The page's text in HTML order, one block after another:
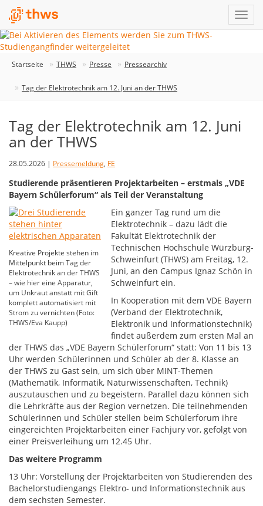
Startseite THWS Presse Pressearchiv
Tag der Elektrotechnik am 12. Juni an der THWS
Tag der Elektrotechnik am 12. Juni
an der THWS
28.05.2026 | Pressemeldung, FE
Studierende präsentieren Projektarbeiten – erstmals „VDE
Bayern Schülerforum“ als Teil der Veranstaltung
Kreative Projekte stehen im
Mittelpunkt beim Tag der
Elektrotechnik an der THWS
– wie hier eine Apparatur,
um Unkraut anstatt mit Gift
komplett automatisiert mit
Strom zu vernichten (Foto:
THWS/Eva Kaupp)
Ein ganzer Tag rund um die
Elektrotechnik – dazu lädt die
Fakultät Elektrotechnik der
Technischen Hochschule Würzburg-
Schweinfurt (THWS) am Freitag, 12.
Juni, an den Campus Ignaz Schön in
Schweinfurt ein.
In Kooperation mit dem VDE Bayern
(Verband der Elektrotechnik,
Elektronik und Informationstechnik)
findet außerdem zum ersten Mal an
der THWS das „VDE Bayern Schülerforum“ statt: Von 11 bis 13
Uhr werden Schülerinnen und Schüler ab der 8. Klasse an
der THWS zu Gast sein, um sich über MINT-Themen
(Mathematik, Informatik, Naturwissenschaften, Technik)
auszutauschen und zu begeistern. Parallel dazu können sich
die Lehrkräfte aus der Region vernetzen. Die teilnehmenden
Schülerinnen und Schüler stellen beim Schülerforum ihre
eingereichten Projektarbeiten einer Fachjury vor, gefolgt von
einer Preisverleihung um 12.45 Uhr.
Das weitere Programm
13 Uhr: Vorstellung der Projektarbeiten von Studierenden des
Bachelorstudiengangs Elektro- und Informationstechnik aus
dem sechsten Semester.